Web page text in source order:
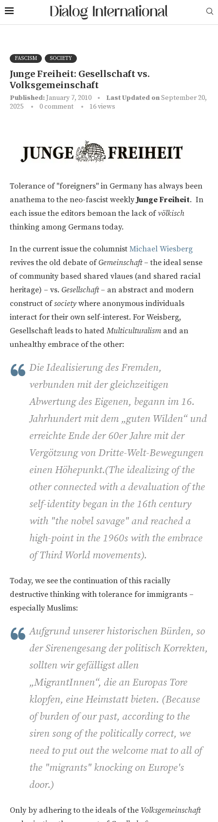
FASCISM SOCIETY
Junge Freiheit: Gesellschaft vs.
Volksgemeinschaft
Published:January 7, 2010 Last Updated onSeptember 20,
2025
0 comment 16views
Tolerance of "foreigners" in Germany has always been
anathema to the neo-fascist weeklyJunge Freiheit. In
each issue the editors bemoan the lack ofvölkisch
thinking among Germans today.
In the current issue the columnist Michael Wiesberg
revives the old debate of Gemeinschaft– the ideal sense
of community based shared vlaues (and shared racial
heritage) – vs. Gesellschaft– an abstract and modern
construct ofsociety where anonymous individuals
interact for their own self-interest. For Weisberg,
Gesellschaft leads to hated Multiculturalism and an
unhealthy embrace of the other:
Die Idealisierung des Fremden,
verbunden mit der gleichzeitigen
Abwertung des Eigenen, begann im 16.
Jahrhundert mit dem „guten Wilden“ und
erreichte Ende der 60er Jahre mit der
Vergötzung von Dritte-Welt-Bewegungen
einen Höhepunkt.(The idealizing of the
other connected with a devaluation of the
self-identity began in the 16th century
with "the nobel savage" and reached a
high-point in the 1960s with the embrace
of Third World movements).
Today, we see the continuation of this racially
destructive thinking with tolerance for immigrants –
especially Muslims:
Aufgrund unserer historischen Bürden, so
der Sirenengesang der politisch Korrekten,
sollten wir gefälligst allen
„MigrantInnen“, die an Europas Tore
klopfen, eine Heimstatt bieten. (Because
of burden of our past, according to the
siren song of the politically correct, we
need to put out the welcome mat to all of
the "migrants" knocking on Europe's
door.)
Only by adhering to the ideals of the Volksgemeinschaft